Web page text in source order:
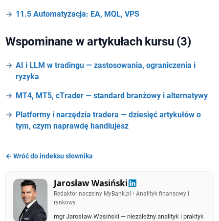
11.5 Automatyzacja: EA, MQL, VPS
Wspominane w artykułach kursu (3)
AI i LLM w tradingu — zastosowania, ograniczenia i
ryzyka
MT4, MT5, cTrader — standard branżowy i alternatywy
Platformy i narzędzia tradera — dziesięć artykułów o
tym, czym naprawdę handlujesz
← Wróć do indeksu słownika
Jarosław Wasiński
Redaktor naczelny MyBank.pl • Analityk finansowy i
rynkowy
mgr Jarosław Wasiński — niezależny analityk i praktyk